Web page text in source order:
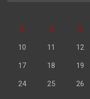
3 4 5
10 11 12
17 18 19
24 25 26